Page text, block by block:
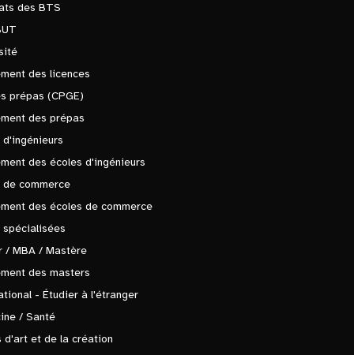
des BTS
des licences
prépas (CPGE)
des prépas
d'ingénieurs
des écoles d'ingénieurs
de commerce
des écoles de commerce
spécialisées
/ MBA / Mastère
des masters
- Étudier à l'étranger
/ Santé
d'art et de la création